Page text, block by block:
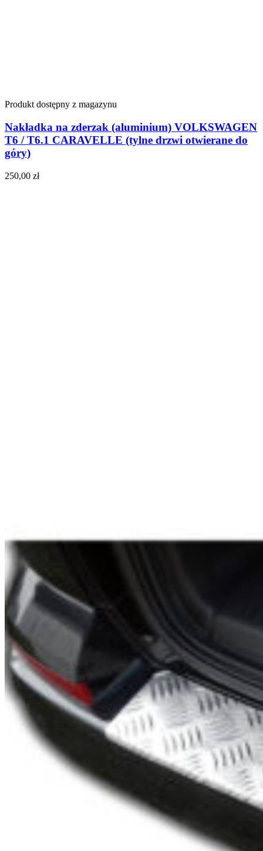
Produkt dostępny z magazynu
Nakładka na zderzak (aluminium) VOLKSWAGEN
T6 / T6.1 CARAVELLE (tylne drzwi otwierane do
góry)
250,00 zł